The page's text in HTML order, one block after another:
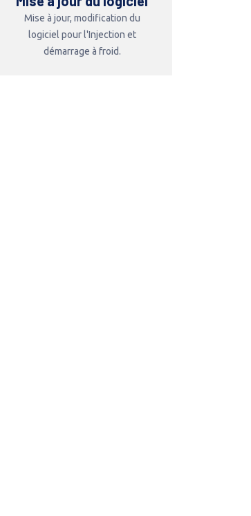
Mise à jour, modification du
logiciel pour l'Injection et
démarrage à froid.